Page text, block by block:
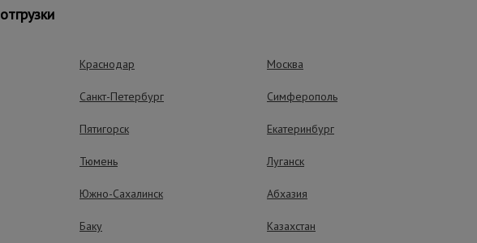
– эффективная работа
Безопасность - главное
работы начиная с третьего этажа и выше.
объекте, а также разлет тяжелого и
габаритного мусора
Краснодар Москва
Санкт-Петербург Симферополь
Пятигорск Екатеринбург
Тюмень Луганск
Южно-Сахалинск Абхазия
Баку Казахстан